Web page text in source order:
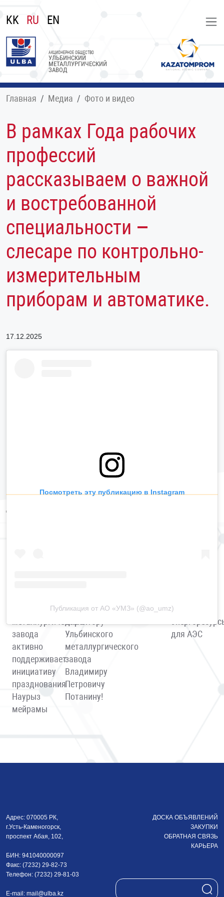
KK RU EN
УЛЬБИНСКИЙ
МЕТАЛЛУРГИЧЕСКИЙ
ЗАВОД
АКЦИОНЕРНОЕ ОБЩЕСТВО
Главная Медиа Фото и видео
В рамках Года рабочих
профессий
рассказываем о важной
и востребованной
специальности –
слесаре по контрольно-
измерительным
приборам и автоматике.
17.12.2025
Посмотреть эту публикацию в Instagram
Публикация от АО «УМЗ» (@ao_umz)
Ульбинского
завода
активно
поддерживает
инициативу
празднования
Наурыз
мейрамы
легендарному
Ульбинского
металлургического
завода
Владимиру
Петровичу
Потанину!
разума
создают
для АЭС
Адрес: 070005 РК,
г.Усть-Каменогорск,
проспект Абая, 102,
БИН: 941040000097
Факс: (7232) 29-82-73
Телефон: (7232) 29-81-03
E-mail: mail@ulba.kz
ДОСКА ОБЪЯВЛЕНИЙ
ЗАКУПКИ
ОБРАТНАЯ СВЯЗЬ
КАРЬЕРА